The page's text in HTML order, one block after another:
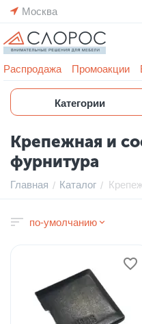
Москва
Распродажа Промоакции
Категории
Крепежная и
фурнитура
Главная / Каталог /
по-умолчанию